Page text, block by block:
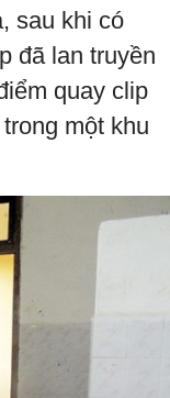
sau khi có
đã lan truyền
quay clip
một khu